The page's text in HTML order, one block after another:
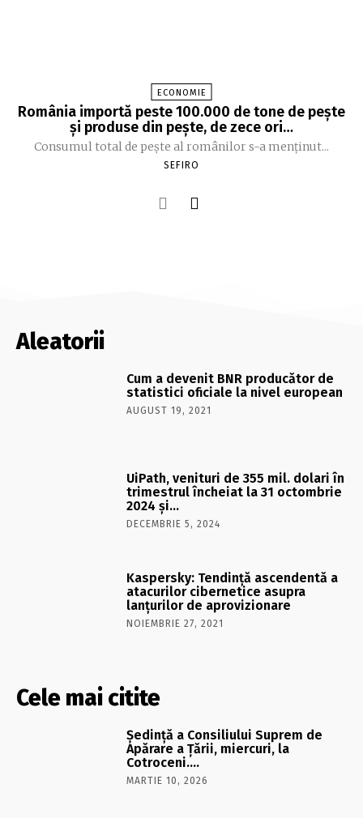
ECONOMIE
România importă peste 100.000 de tone de peşte
şi produse din peşte, de zece ori…
Consumul total de peşte al ro­mâ­nilor s-a menţinut...
SEFIRO
Aleatorii
Cum a devenit BNR producător de
statistici oficiale la nivel european
AUGUST 19, 2021
UiPath, venituri de 355 mil. dolari în
trimestrul încheiat la 31 octombrie
2024 şi…
DECEMBRIE 5, 2024
Kaspersky: Tendinţă ascendentă a
atacurilor cibernetice asupra
lanţurilor de aprovizionare
NOIEMBRIE 27, 2021
Cele mai citite
Şedinţă a Consiliului Suprem de
Apărare a Ţării, miercuri, la
Cotroceni….
MARTIE 10, 2026